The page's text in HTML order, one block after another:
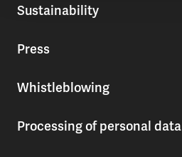
Sustainability
Press
Whistleblowing
Processing of personal data